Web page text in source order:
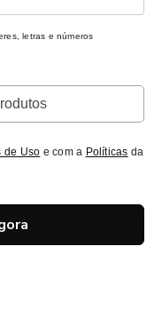
letras e números
de Uso e com a Políticas da